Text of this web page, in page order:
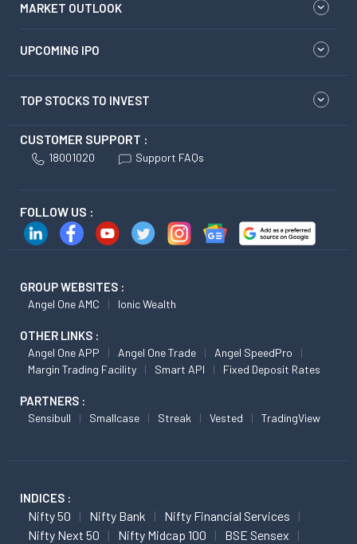
MARKET OUTLOOK
UPCOMING IPO
TOP STOCKS TO INVEST
CUSTOMER SUPPORT :
18001020 Support FAQs
FOLLOW US :
GROUP WEBSITES :
Angel One AMC Ionic Wealth
OTHER LINKS :
Angel One APP Angel One Trade
Angel SpeedPro
Margin Trading Facility
Smart API Fixed Deposit Rates
PARTNERS :
Sensibull Smallcase Streak Vested TradingView
INDICES :
Nifty 50 Nifty Bank
Nifty Financial Services
Nifty Next 50
Nifty Midcap 100
BSE Sensex